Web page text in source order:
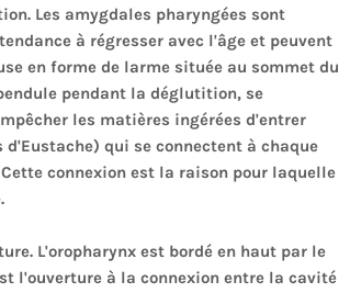
Les amygdales pharyngées sont
à régresser avec l'âge et peuvent
en forme de larme située au sommet du
pendant la déglutition, se
les matières ingérées d'entrer
qui se connectent à chaque
connexion est la raison pour laquelle
L'oropharynx est bordé en haut par le
l'ouverture à la connexion entre la cavité